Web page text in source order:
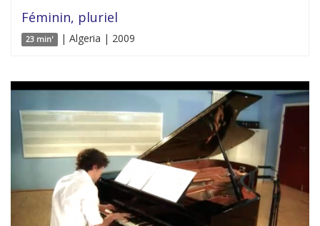
Féminin, pluriel
23 min' | Algeria | 2009